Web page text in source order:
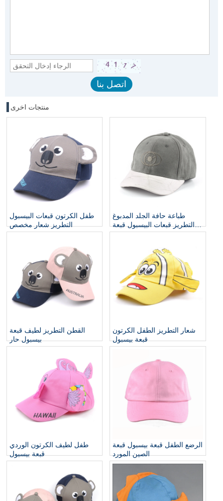
منتجات اخرى
طفل الكرتون قبعات البيسبول
التطريز شعار مخصص
طباعة حافة الجلد المدبوغ
التطريز قبعات البيسبول قبعة
الطفل
القطن التطريز لطيف قبعة
بيسبول حار
شعار التطريز الطفل الكرتون
قبعة بيسبول
طفل لطيف الكرتون الوردي
قبعة بيسبول
الرضع الطفل قبعة بيسبول قبعة
الصين المورد